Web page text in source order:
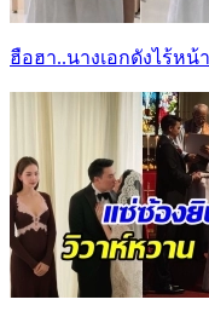
ฮือฮา..นางเอกดังไร้ห